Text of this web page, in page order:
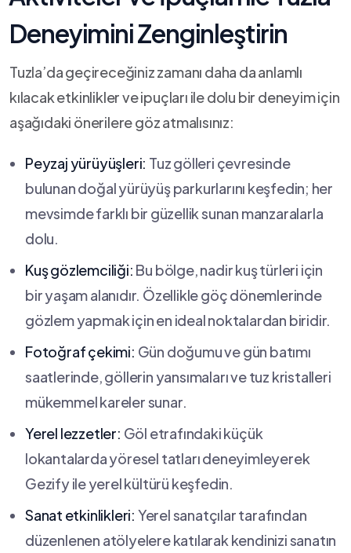
‍Deneyimini Zenginleştirin
Tuzla’da geçireceğiniz zamanı daha da anlamlı
kılacak etkinlikler ve ipuçları ile dolu bir deneyim için
aşağıdaki önerilere göz atmalısınız:
Peyzaj yürüyüşleri: Tuz gölleri çevresinde
bulunan doğal yürüyüş parkurlarını⁢ keşfedin; ⁢her⁣
mevsimde farklı ​bir⁤ güzellik sunan‌ manzaralarla
dolu.
Kuş gözlemciliği: Bu bölge, nadir kuş türleri için
bir yaşam alanıdır. Özellikle göç dönemlerinde
gözlem yapmak için en ideal⁢ noktalardan biridir.
Fotoğraf çekimi: Gün doğumu ve gün batımı⁣
saatlerinde, ‍göllerin yansımaları ve tuz kristalleri
mükemmel kareler sunar.
Yerel lezzetler: Göl etrafındaki küçük
lokantalarda yöresel ‌tatları deneyimleyerek
Gezify ile⁣ yerel kültürü keşfedin.
Sanat⁣ etkinlikleri: Yerel sanatçılar tarafından
düzenlenen atölyelere katılarak kendinizi‌ sanatın